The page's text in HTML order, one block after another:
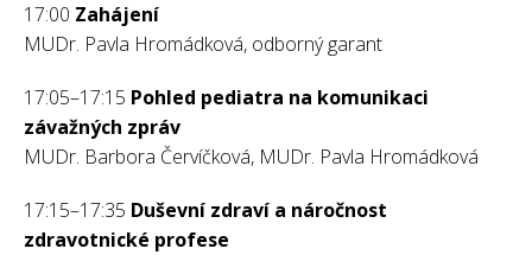
17:00 Zahájení
MUDr. Pavla Hromádková, odborný garant
17:05–17:15 Pohled pediatra na komunikaci
závažných zpráv
MUDr. Barbora Červíčková, MUDr. Pavla Hromádková
17:15–17:35 Duševní zdraví a náročnost
zdravotnické profese